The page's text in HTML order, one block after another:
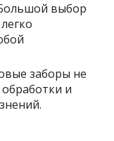
выбор
заборы не
и